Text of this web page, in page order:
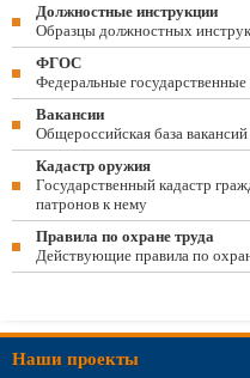
Должностные инструкции
Образцы должностных
ФГОС
Федеральные
Вакансии
Общероссийская база
Кадастр оружия
Государственный кадастр
патронов к нему
Правила по охране труда
Действующие правила по
Наши проекты